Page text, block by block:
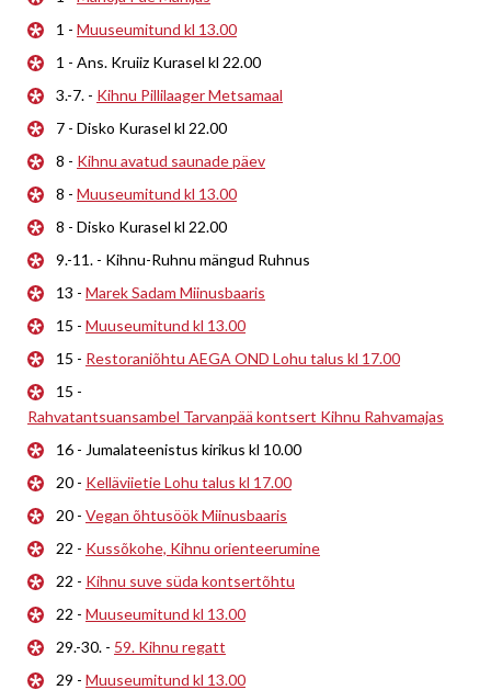
1 - Muuseumitund kl 13.00
1 - Ans. Kruiiz Kurasel kl 22.00
3.-7. - Kihnu Pillilaager Metsamaal
7 - Disko Kurasel kl 22.00
8 - Kihnu avatud saunade päev
8 - Muuseumitund kl 13.00
8 - Disko Kurasel kl 22.00
9.-11. - Kihnu-Ruhnu mängud Ruhnus
13 - Marek Sadam Miinusbaaris
15 - Muuseumitund kl 13.00
15 - Restoraniõhtu AEGA OND Lohu talus kl 17.00
15 -
Rahvatantsuansambel Tarvanpää kontsert Kihnu Rahvamajas
16 - Jumalateenistus kirikus kl 10.00
20 - Kelläviietie Lohu talus kl 17.00
20 - Vegan õhtusöök Miinusbaaris
22 - Kussõkohe, Kihnu orienteerumine
22 - Kihnu suve süda kontsertõhtu
22 - Muuseumitund kl 13.00
29.-30. - 59. Kihnu regatt
29 - Muuseumitund kl 13.00